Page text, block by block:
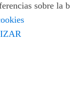
sobre la